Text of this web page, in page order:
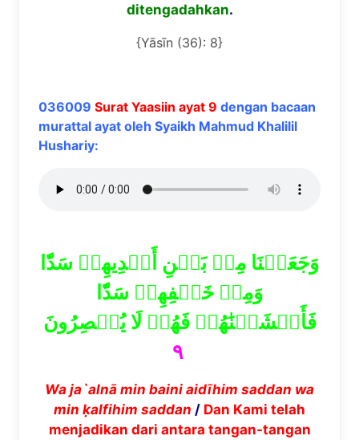
ditengadahkan.
{Yāsīn (36): 8}
036009 Surat Yaasiin ayat 9 dengan bacaan
murattal ayat oleh Syaikh Mahmud Khalilil
Hushariy:
وَجَعَلۡنَا مِنۢ بَيۡنِ أَيۡدِيهِمۡ سَدّٗا
وَمِنۡ خَلۡفِهِمۡ سَدّٗا
فَأَغۡشَيۡنَٰهُمۡ فَهُمۡ لَا يُبۡصِرُونَ
٩
Wa ja`alnā min baini aidīhim saddan wa
min ḳalfihim saddan / Dan Kami telah
menjadikan dari antara tangan-tangan